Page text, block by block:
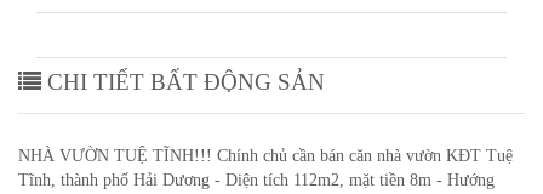
CHI TIẾT BẤT ĐỘNG SẢN
NHÀ VƯỜN TUỆ TĨNH!!! Chính chủ cần bán căn nhà vườn KĐT Tuệ
Tĩnh, thành phố Hải Dương - Diện tích 112m2, mặt tiền 8m - Hướng